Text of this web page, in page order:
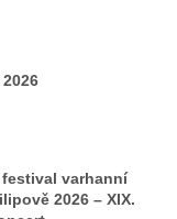
varhanní
2026 – XIX.